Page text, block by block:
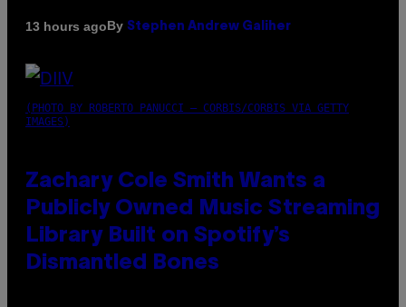
13 hours agoBy Stephen Andrew Galiher
(PHOTO BY ROBERTO PANUCCI – CORBIS/CORBIS VIA GETTY
IMAGES)
Zachary Cole Smith Wants a
Publicly Owned Music Streaming
Library Built on Spotify’s
Dismantled Bones